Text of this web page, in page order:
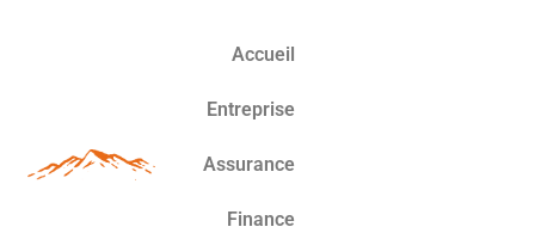
Accueil
Entreprise
Assurance
Finance